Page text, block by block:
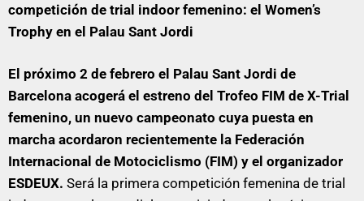
competición de trial indoor femenino: el Women’s
Trophy en el Palau Sant Jordi
El próximo 2 de febrero el Palau Sant Jordi de
Barcelona acogerá el estreno del Trofeo FIM de X-Trial
femenino, un nuevo campeonato cuya puesta en
marcha acordaron recientemente la Federación
Internacional de Motociclismo (FIM) y el organizador
ESDEUX. Será la primera competición femenina de trial